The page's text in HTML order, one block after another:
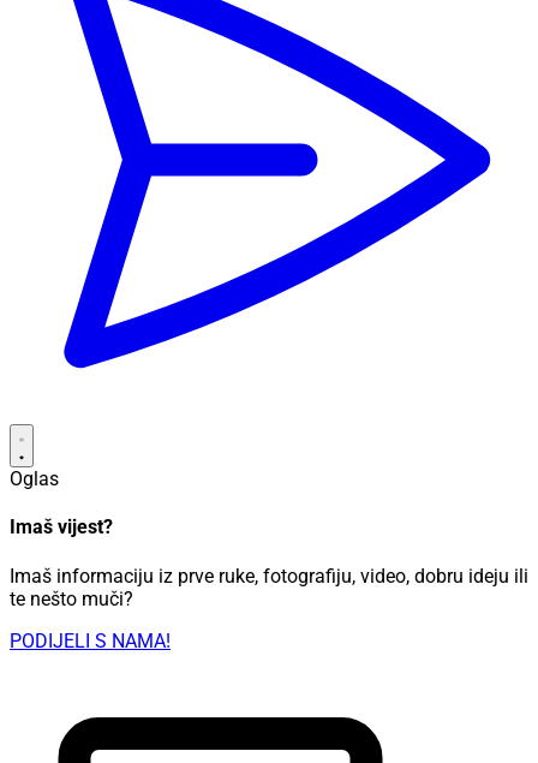
Oglas
Imaš vijest?
Imaš informaciju iz prve ruke, fotografiju, video, dobru ideju ili
te nešto muči?
PODIJELI S NAMA!